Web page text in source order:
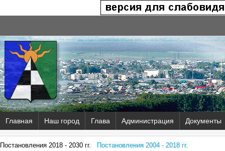
Главная Наш город Глава Администрация Документы
Постановления 2018 - 2030 гг. Постановления 2004 - 2018 гг.